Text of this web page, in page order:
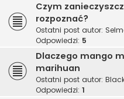
Czym
rozpoznać?
Ostatni post autor:
Odpowiedzi: 5
Dlaczego mango
marihuan
Ostatni post autor:
Odpowiedzi: 1